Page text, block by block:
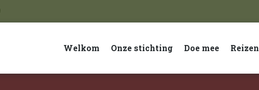
Welkom Onze stichting Doe mee Reizen